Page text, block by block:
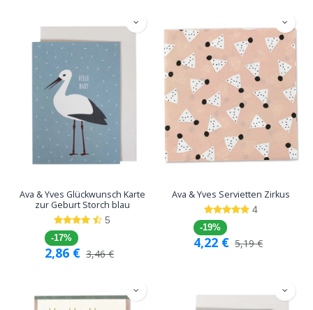
Ava & Yves Glückwunsch Karte
zur Geburt Storch blau
5
-17%
2,86 € 3,46€
Ava & Yves Servietten Zirkus
4
-19%
4,22 € 5,19€